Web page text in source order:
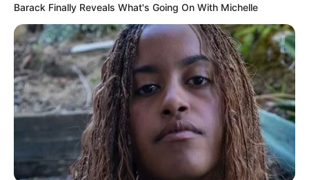
Barack Finally Reveals What's Going On With Michelle